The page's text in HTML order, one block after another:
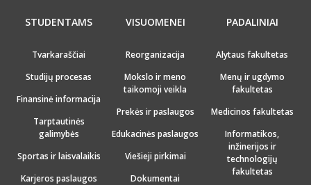
STUDENTAMS
Tvarkaraščiai
Studijų procesas
Finansinė informacija
Tarptautinės
galimybės
Sportas ir laisvalaikis
Karjeros paslaugos
VISUOMENEI
Reorganizacija
Mokslo ir meno
taikomoji veikla
Prekės ir paslaugos
Edukacinės paslaugos
Viešieji pirkimai
Dokumentai
PADALINIAI
Alytaus fakultetas
Menų ir ugdymo
fakultetas
Medicinos fakultetas
Informatikos,
inžinerijos ir
technologijų
fakultetas